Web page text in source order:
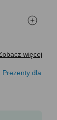
więcej
Prezenty dla